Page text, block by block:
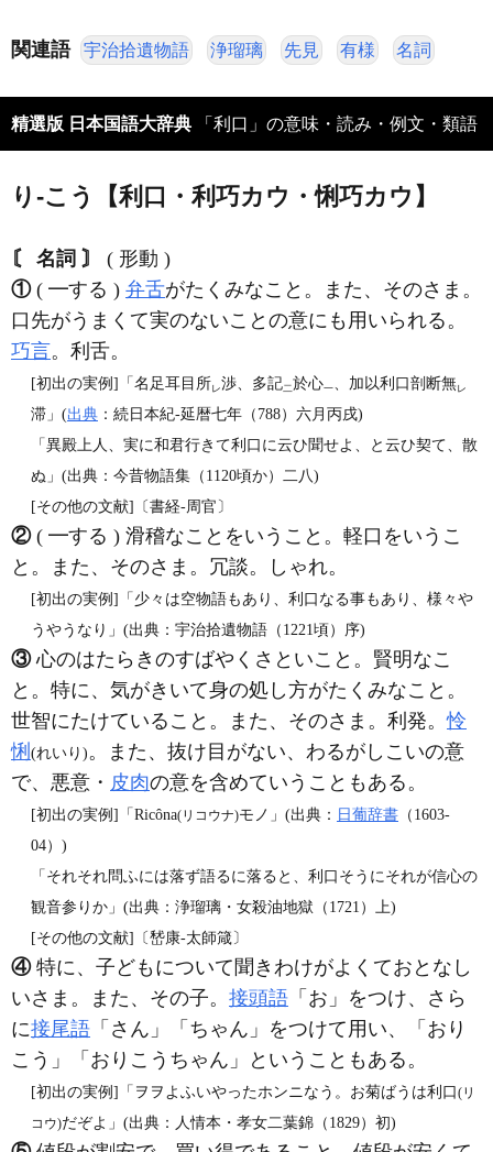
関連語 宇治拾遺物語 浄瑠璃 先見 有様 名詞
精選版 日本国語大辞典 「利口」の意味・読み・例文・類語
り‐こう【利口・利巧カウ・悧巧カウ】
〘 名詞 〙
( 形動 )
①( ━する ) 弁舌がたくみなこと。また、そのさま。
口先がうまくて実のないことの意にも用いられる。
巧言。利舌。
[初出の実例]「名足耳目所レ渉、多記二於心一 、加以利口剖断無レ
滞」(出典 ：続日本紀‐延暦七年（788）六月丙戌)
「異殿上人、実に和君行きて利口に云ひ聞せよ、と云ひ契て、散
ぬ」(出典：今昔物語集（1120頃か）二八)
[その他の文献]〔書経‐周官〕
②( ━する ) 滑稽なことをいうこと。軽口をいうこ
と。また、そのさま。冗談。しゃれ。
[初出の実例]「少々は空物語もあり、利口なる事もあり、様々や
うやうなり」(出典：宇治拾遺物語（1221頃）序)
③心のはたらきのすばやくさといこと。賢明なこ
と。特に、気がきいて身の処し方がたくみなこと。
世智にたけていること。また、そのさま。利発。怜
悧 (れいり)。また、抜け目がない、わるがしこいの意
で、悪意・ 皮肉の意を含めていうこともある。
[初出の実例]「Ricôna(リコウナ)モノ」(出典： 日葡辞書 （1603‐
04）)
「それそれ問ふには落ず語るに落ると、利口そうにそれが信心の
観音参りか」(出典：浄瑠璃・女殺油地獄（1721）上)
[その他の文献]〔嵆康‐太師箴〕
④特に、子どもについて聞きわけがよくておとなし
いさま。また、その子。 接頭語 「お」をつけ、さら
に接尾語 「さん」「ちゃん」をつけて用い、「おり
こう」「おりこうちゃん」ということもある。
[初出の実例]「ヲヲよふいやったホンニなう。お菊ばうは利口(リ
コウ)だぞよ」(出典：人情本・孝女二葉錦（1829）初)